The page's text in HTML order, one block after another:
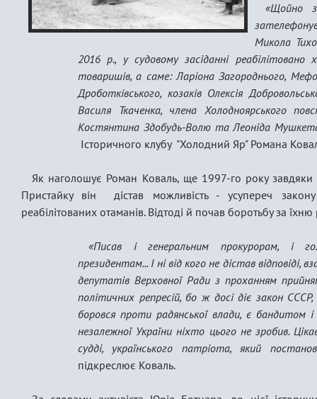
«Щойно з
Микола
2016 р., у судовому засіданні реабілітовано
товаришів, а саме: Ларіона Загороднього,
Дроботківського, козаків Олексія
Василя Ткаченка, члена Холодноярського
Костянтина Здобудь-Волю та Леоніда
Історичного клубу "Холодний Яр" Романа
Як наголошує Роман Коваль, ще 1997-го року завдяки
Пристайку він дістав можливість - усупереч
реабілітованих отаманів. Відтоді й почав боротьбу за
«Писав і генеральним прокурорам, і
президентам... І ні від кого не дістав відповіді,
депутатів Верховної Ради з проханням
політичних репресій, бо ж досі діє закон
боровся проти радянської влади, є бандитом і
незалежної України ніхто цього не зробив.
судді, українського патріота, який
підкреслює Коваль.